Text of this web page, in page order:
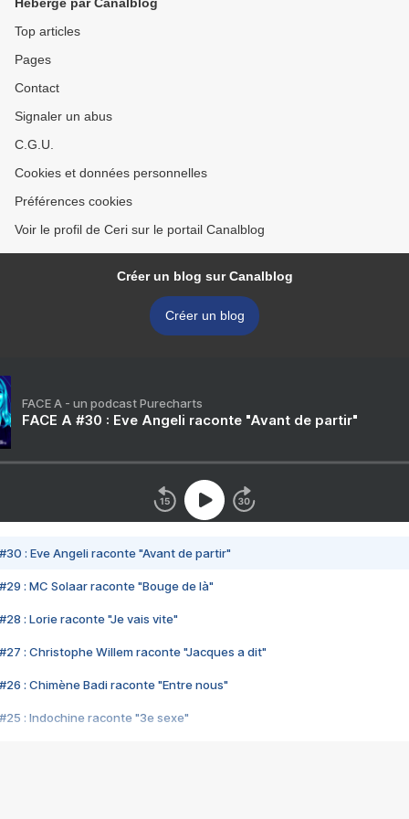
Top articles
Pages
Contact
Signaler un abus
C.G.U.
Cookies et données personnelles
Préférences cookies
Voir le profil de Ceri sur le portail Canalblog
Créer un blog sur Canalblog
Créer un blog
FACE A - un podcast Purecharts
FACE A #30 : Eve Angeli raconte "Avant de partir"
#30 : Eve Angeli raconte "Avant de partir"
#29 : MC Solaar raconte "Bouge de là"
#28 : Lorie raconte "Je vais vite"
#27 : Christophe Willem raconte "Jacques a dit"
#26 : Chimène Badi raconte "Entre nous"
#25 : Indochine raconte "3e sexe"